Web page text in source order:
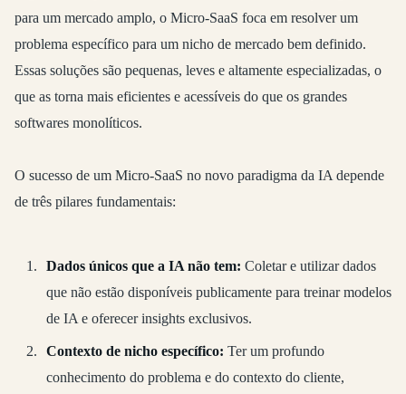
para um mercado amplo, o Micro-SaaS foca em resolver um
problema específico para um nicho de mercado bem definido.
Essas soluções são pequenas, leves e altamente especializadas, o
que as torna mais eficientes e acessíveis do que os grandes
softwares monolíticos.
O sucesso de um Micro-SaaS no novo paradigma da IA depende
de três pilares fundamentais:
Dados únicos que a IA não tem: Coletar e utilizar dados
que não estão disponíveis publicamente para treinar modelos
de IA e oferecer insights exclusivos.
Contexto de nicho específico: Ter um profundo
conhecimento do problema e do contexto do cliente,